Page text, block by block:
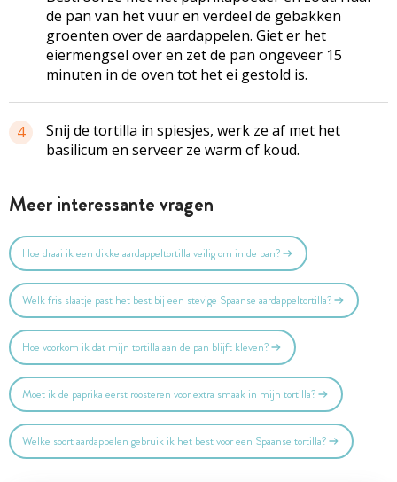
de pan van het vuur en verdeel de gebakken
groenten over de aardappelen. Giet er het
eiermengsel over en zet de pan ongeveer 15
minuten in de oven tot het ei gestold is.
4
Snij de tortilla in spiesjes, werk ze af met het
basilicum en serveer ze warm of koud.
Meer interessante vragen
Hoe draai ik een dikke aardappeltortilla veilig om in de pan?
Welk fris slaatje past het best bij een stevige Spaanse aardappeltortilla?
Hoe voorkom ik dat mijn tortilla aan de pan blijft kleven?
Moet ik de paprika eerst roosteren voor extra smaak in mijn tortilla?
Welke soort aardappelen gebruik ik het best voor een Spaanse tortilla?